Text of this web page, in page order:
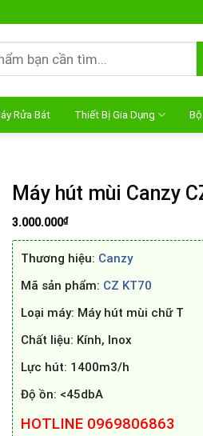
Rửa Bát Thiết Bị Gia Dụng
Máy hút mùi Canzy
3.000.000₫
Thương hiệu: Canzy
Mã sản phẩm: CZ KT70
Loại máy: Máy hút mùi chữ T
Chất liệu: Kính, Inox
Lực hút: 1400m3/h
Độ ồn: <45dbA
HOTLINE 0969806863